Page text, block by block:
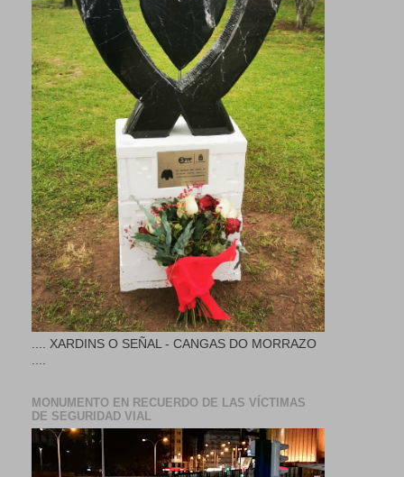
.... XARDINS O SEÑAL - CANGAS DO MORRAZO
MONUMENTO EN RECUERDO DE LAS VÍCTIMAS
DE SEGURIDAD VIAL